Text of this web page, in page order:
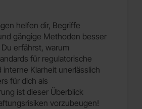
helfen dir, Begriffe
gängige Methoden besser
erfährst, warum
für regulatorische
interne Klarheit unerlässlich
für dich als
ist dieser Überblick
vorzubeugen!